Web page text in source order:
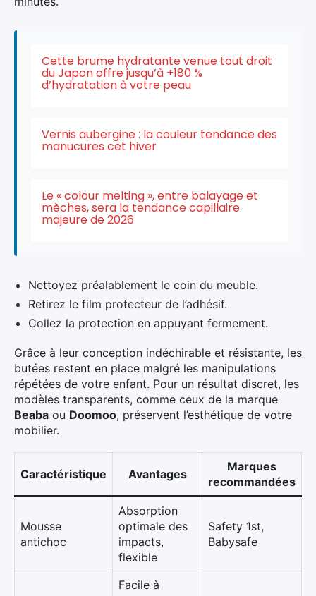
Cette brume hydratante venue tout droit
du Japon offre jusqu’à +180 %
d’hydratation à votre peau
Vernis aubergine : la couleur tendance des
manucures cet hiver
Le « colour melting », entre balayage et
mèches, sera la tendance capillaire
majeure de 2026
Nettoyez préalablement le coin du meuble.
Retirez le film protecteur de l’adhésif.
Collez la protection en appuyant fermement.
Grâce à leur conception indéchirable et résistante, les
butées restent en place malgré les manipulations
répétées de votre enfant. Pour un résultat discret, les
modèles transparents, comme ceux de la marque
Beaba ou Doomoo, préservent l’esthétique de votre
mobilier.
Caractéristique Avantages
Marques
recommandées
Mousse
antichoc
Absorption
optimale des
impacts,
flexible
Safety 1st,
Babysafe
Facile à